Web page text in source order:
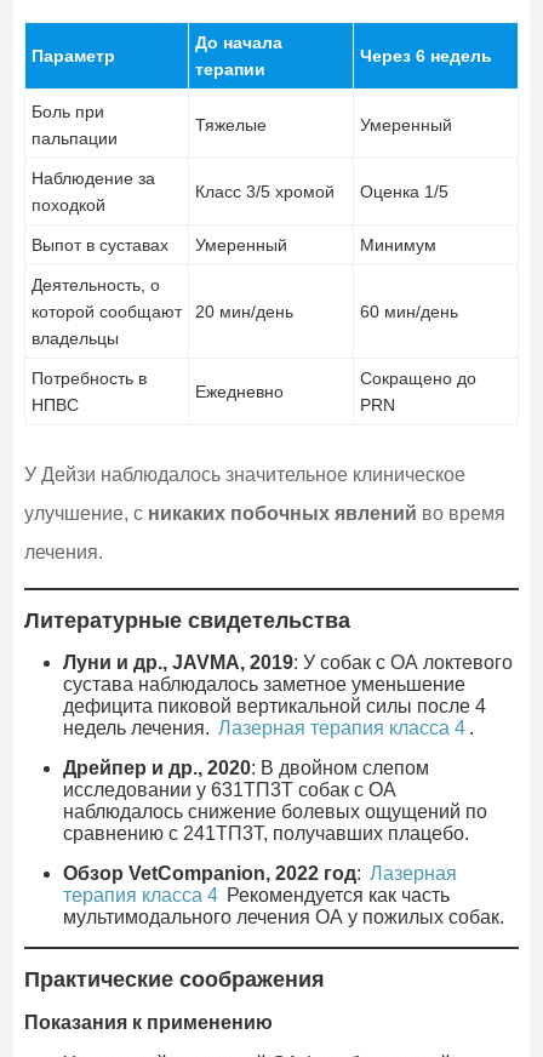
Параметр
До начала
терапии
Через 6 недель
Боль при
пальпации
Тяжелые Умеренный
Наблюдение за
походкой
Класс 3/5 хромой Оценка 1/5
Выпот в суставах Умеренный Минимум
Деятельность, о
которой сообщают
владельцы
20 мин/день 60 мин/день
Потребность в
НПВС
Ежедневно
Сокращено до
PRN
У Дейзи наблюдалось значительное клиническое
улучшение, с никаких побочных явлений во время
лечения.
Литературные свидетельства
Луни и др., JAVMA, 2019: У собак с ОА локтевого
сустава наблюдалось заметное уменьшение
дефицита пиковой вертикальной силы после 4
недель лечения. Лазерная терапия класса 4 .
Дрейпер и др., 2020: В двойном слепом
исследовании у 631ТП3Т собак с ОА
наблюдалось снижение болевых ощущений по
сравнению с 241ТП3Т, получавших плацебо.
Обзор VetCompanion, 2022 год: Лазерная
терапия класса 4 Рекомендуется как часть
мультимодального лечения ОА у пожилых собак.
Практические соображения
Показания к применению